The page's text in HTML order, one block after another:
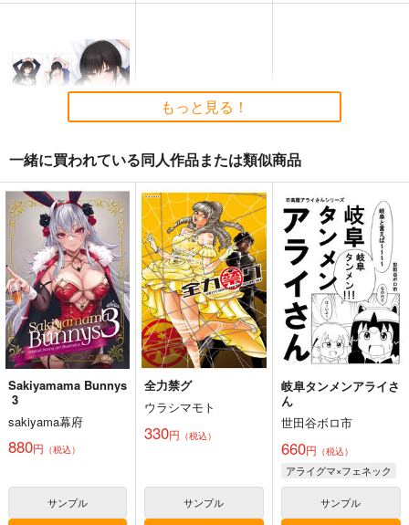
リコリス・リコイル-
井ノ上たき
な-160CMX50CM抱き
枕カバー【YC1137】
eb
13,200円（税込）
リコリス・リコイル
井ノ上たきな
サンプル
作品詳細
もっと見る！
一緒に買われている同人作品または類似商品
Sakiyamama Bunnys
3
sakiyama幕府
880円 （税込）
サンプル
全力禁グ
ウラシマモト
330円 （税込）
サンプル
岐阜タンメンアライさ
ん
世田谷ボロ市
660円 （税込）
アライグマ×フェネック
サンプル